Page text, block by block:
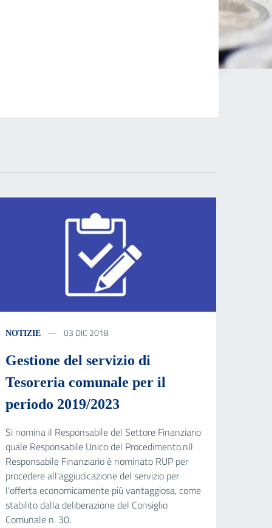
NOTIZIE 03 DIC 2018
Gestione del servizio di
Tesoreria comunale per il
periodo 2019/2023
Si nomina il Responsabile del Settore Finanziario
quale Responsabile Unico del Procedimento.nIl
Responsabile Finanziario è nominato RUP per
procedere all'aggiudicazione del servizio per
l'offerta economicamente più vantaggiosa, come
stabilito dalla deliberazione del Consiglio
Comunale n. 30.